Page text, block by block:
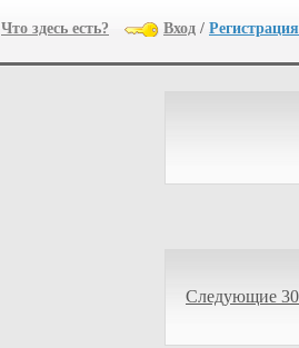
Что здесь есть? Вход / Регистрация
Следующие